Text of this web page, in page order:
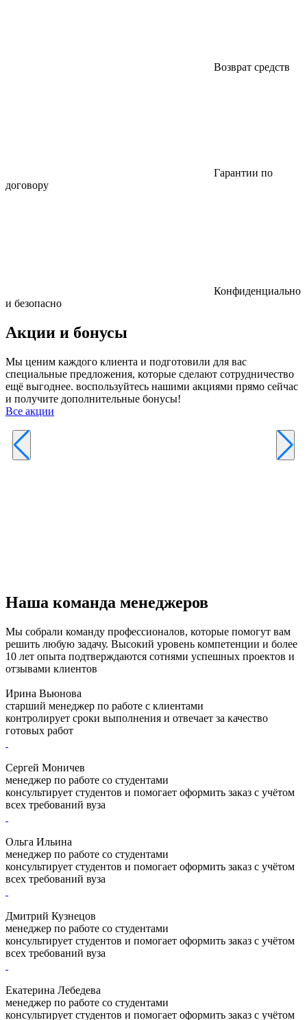
Возврат средств
Гарантии по
договору
Конфиденциально
и безопасно
Акции и бонусы
Мы ценим каждого клиента и подготовили для вас
специальные предложения, которые сделают сотрудничество
ещё выгоднее. воспользуйтесь нашими акциями прямо сейчас
и получите дополнительные бонусы!
Все акции
Наша команда менеджеров
Мы собрали команду профессионалов, которые помогут вам
решить любую задачу. Высокий уровень компетенции и более
10 лет опыта подтверждаются сотнями успешных проектов и
отзывами клиентов
Ирина Вьюнова
старший менеджер по работе с клиентами
контролирует сроки выполнения и отвечает за качество
готовых работ
Сергей Моничев
менеджер по работе со студентами
консультирует студентов и помогает оформить заказ с учётом
всех требований вуза
Ольга Ильина
менеджер по работе со студентами
консультирует студентов и помогает оформить заказ с учётом
всех требований вуза
Дмитрий Кузнецов
менеджер по работе со студентами
консультирует студентов и помогает оформить заказ с учётом
всех требований вуза
Екатерина Лебедева
менеджер по работе со студентами
консультирует студентов и помогает оформить заказ с учётом